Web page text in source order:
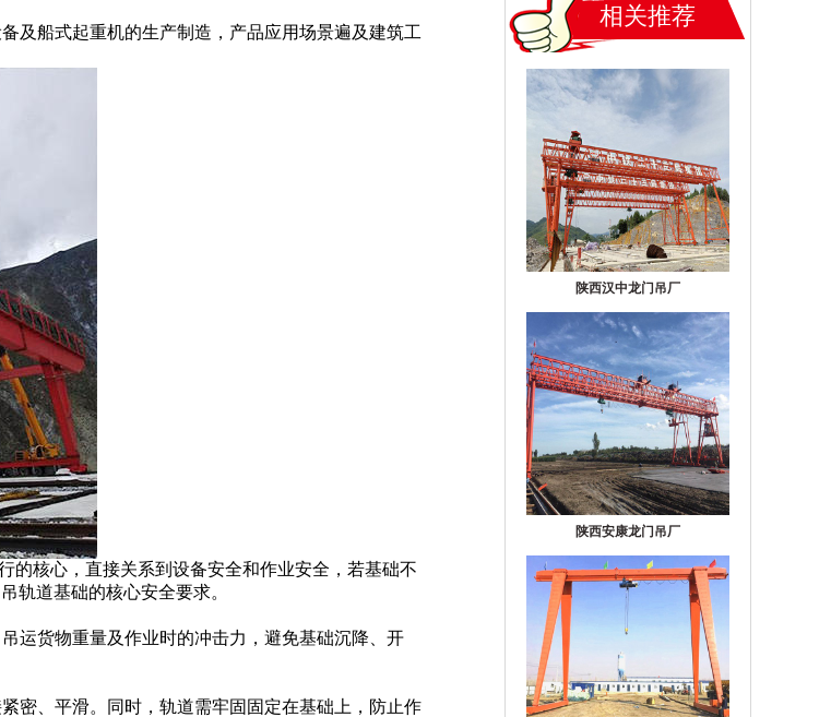
及船式起重机的生产制造，产品应用场景遍及建筑工
的核心，直接关系到设备安全和作业安全，若基础不
轨道基础的核心安全要求。
运货物重量及作业时的冲击力，避免基础沉降、开
密、平滑。同时，轨道需牢固固定在基础上，防止作
相关推荐
陕西汉中龙门吊厂
陕西安康龙门吊厂